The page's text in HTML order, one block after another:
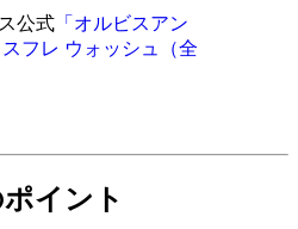
公式 「オルビスアン
フレ ウォッシュ（全
イント